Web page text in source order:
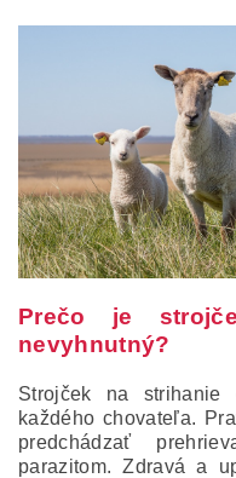
Prečo je
nevyhnutný?
Strojček na strihanie
každého chovateľa.
predchádzať
parazitom. Zdravá a